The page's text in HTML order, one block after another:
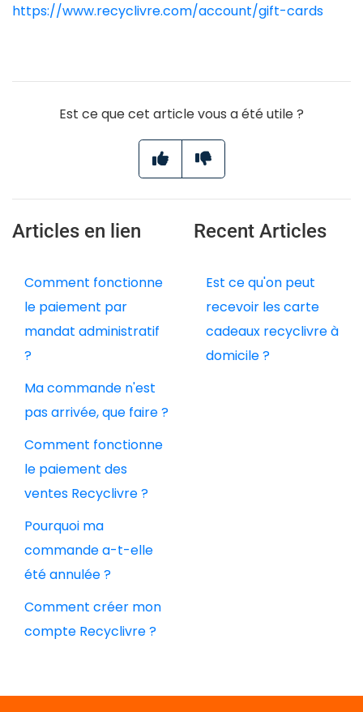
https://www.recyclivre.com/account/gift-cards
Est ce que cet article vous a été utile ?
Articles en lien
Comment fonctionne
le paiement par
mandat administratif
?
Ma commande n'est
pas arrivée, que faire ?
Comment fonctionne
le paiement des
ventes Recyclivre ?
Pourquoi ma
commande a-t-elle
été annulée ?
Comment créer mon
compte Recyclivre ?
Recent Articles
Est ce qu'on peut
recevoir les carte
cadeaux recyclivre à
domicile ?